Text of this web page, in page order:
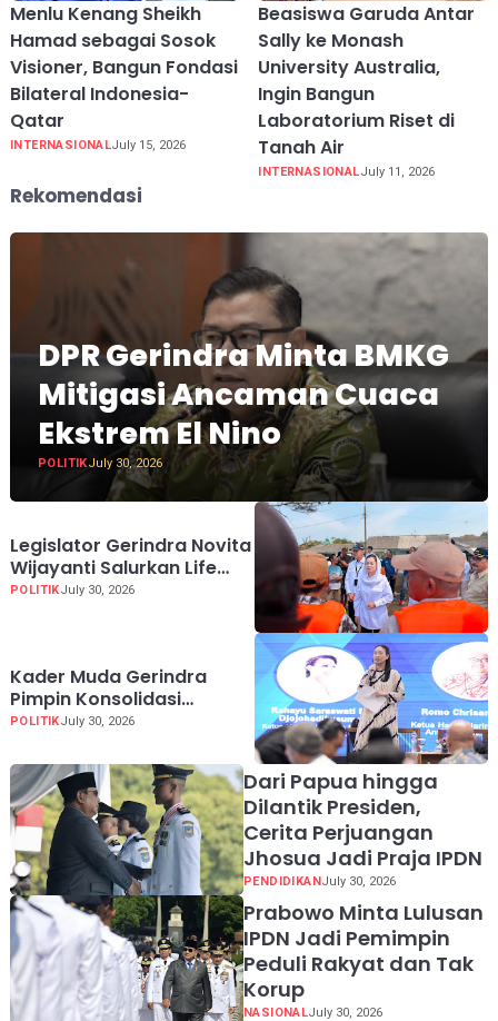
Menlu Kenang Sheikh
Hamad sebagai Sosok
Visioner, Bangun Fondasi
Bilateral Indonesia-
Qatar
INTERNASIONALJuly 15, 2026
Beasiswa Garuda Antar
Sally ke Monash
University Australia,
Ingin Bangun
Laboratorium Riset di
Tanah Air
INTERNASIONALJuly 11, 2026
Rekomendasi
DPR Gerindra Minta BMKG
Mitigasi Ancaman Cuaca
Ekstrem El Nino
POLITIKJuly 30, 2026
Legislator Gerindra Novita
Wijayanti Salurkan Life
Jacket untuk Nelayan
POLITIKJuly 30, 2026
Kader Muda Gerindra
Pimpin Konsolidasi
Nasional, JarNas APO
terhadap Modus Baru
Perdagangan Orang
POLITIKJuly 30, 2026
Dari Papua hingga
Dilantik Presiden,
Cerita Perjuangan
Jhosua Jadi Praja IPDN
PENDIDIKANJuly 30, 2026
Prabowo Minta Lulusan
IPDN Jadi Pemimpin
Peduli Rakyat dan Tak
Korup
NASIONALJuly 30, 2026